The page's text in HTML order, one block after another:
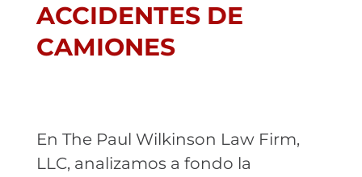
ACCIDENTES DE
CAMIONES
En The Paul Wilkinson Law Firm,
LLC, analizamos a fondo la